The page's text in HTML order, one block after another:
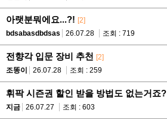
아랫분뭐에요...?! [2]
bdsabasdbdsas
26.07.28 조회 : 719
전향각 입문 장비 추천 [2]
조똥이
26.07.28 조회 : 259
휘팍 시즌권 할인 받을 방법도 없는거죠?
지금
26.07.27 조회 : 603